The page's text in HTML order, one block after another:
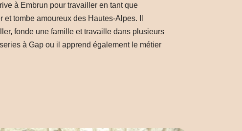
à Embrun pour travailler en tant que
et tombe amoureux des Hautes-Alpes. Il
fonde une famille et travaille dans plusieurs
à Gap ou il apprend également le métier